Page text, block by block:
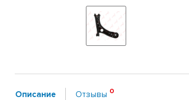
Описание Отзывы